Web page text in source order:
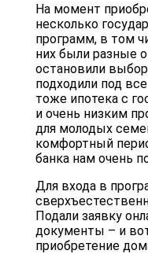
На момент
несколько
программ, в том
них были разные
остановили
подходили под
тоже ипотека с
и очень низким
для молодых
комфортный
банка нам очень
Для входа в
Подали заявку
документы – и
приобретение